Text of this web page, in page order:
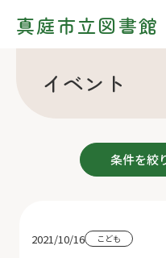
真庭市立図書館
イベント
条件を絞
2021/10/16 こども